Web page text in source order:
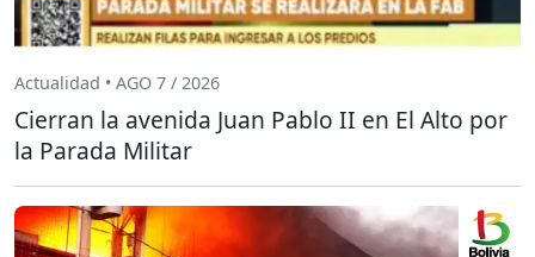
Actualidad • AGO 7 / 2026
Cierran la avenida Juan Pablo II en El Alto por
la Parada Militar